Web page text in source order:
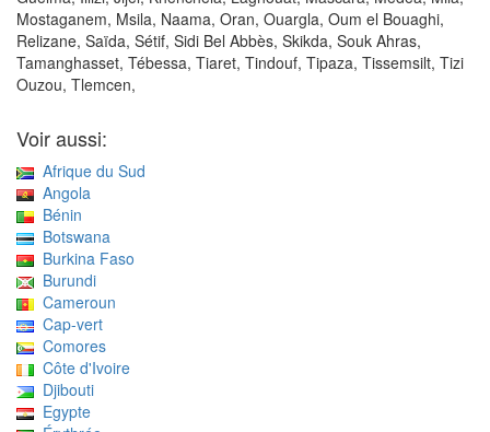
Mostaganem, Msila, Naama, Oran, Ouargla, Oum el Bouaghi,
Relizane, Saïda, Sétif, Sidi Bel Abbès, Skikda, Souk Ahras,
Tamanghasset, Tébessa, Tiaret, Tindouf, Tipaza, Tissemsilt, Tizi
Ouzou, Tlemcen,
Voir aussi:
Afrique du Sud
Angola
Bénin
Botswana
Burkina Faso
Burundi
Cameroun
Cap-vert
Comores
Côte d'Ivoire
Djibouti
Egypte